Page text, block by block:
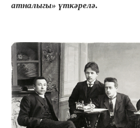
атналыгы» үткәрелә.